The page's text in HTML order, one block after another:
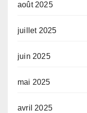
août 2025
juillet 2025
juin 2025
mai 2025
avril 2025